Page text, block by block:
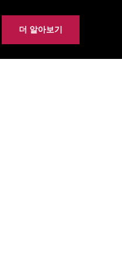
더 알아보기